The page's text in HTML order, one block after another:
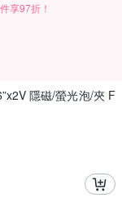
享97折！
隱磁/螢光泡/夾 F